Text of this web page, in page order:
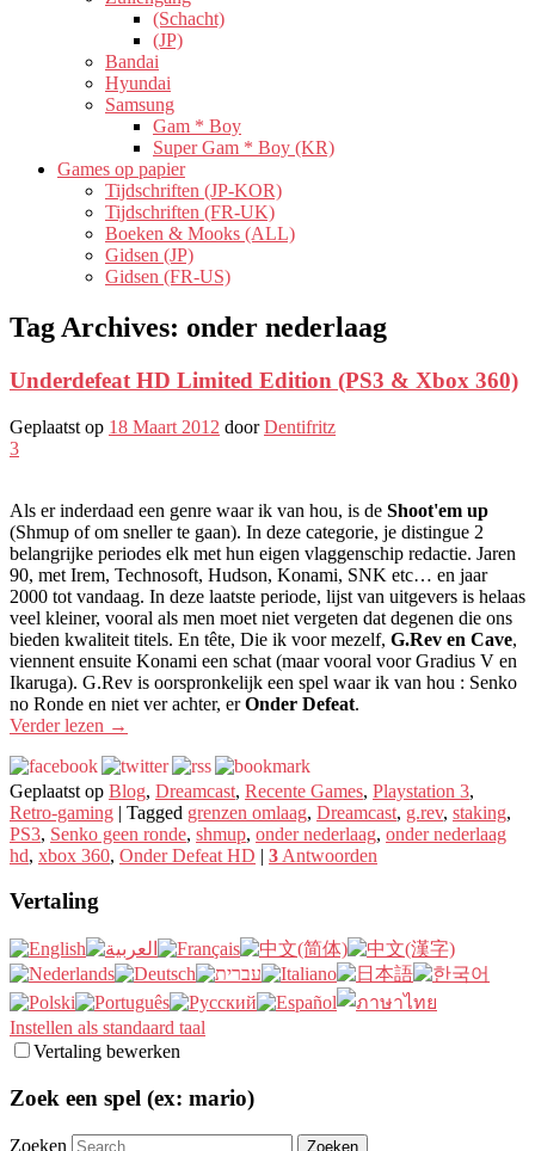
(Schacht)
(JP)
Bandai
Hyundai
Samsung
Gam * Boy
Super Gam * Boy (KR)
Games op papier
Tijdschriften (JP-KOR)
Tijdschriften (FR-UK)
Boeken & Mooks (ALL)
Gidsen (JP)
Gidsen (FR-US)
Tag Archives: onder nederlaag
Underdefeat HD Limited Edition (PS3 & Xbox 360)
Geplaatst op 18 Maart 2012 doorDentifritz
3
Als er inderdaad een genre waar ik van hou, is de Shoot'em up
(Shmup of om sneller te gaan). In deze categorie, je distingue 2
belangrijke periodes elk met hun eigen vlaggenschip redactie. Jaren
90, met Irem, Technosoft, Hudson, Konami, SNK etc… en jaar
2000 tot vandaag. In deze laatste periode, lijst van uitgevers is helaas
veel kleiner, vooral als men moet niet vergeten dat degenen die ons
bieden kwaliteit titels. En tête, Die ik voor mezelf, G.Rev en Cave,
viennent ensuite Konami een schat (maar vooral voor Gradius V en
Ikaruga). G.Rev is oorspronkelijk een spel waar ik van hou : Senko
no Ronde en niet ver achter, erOnder Defeat.
Verder lezen →
Geplaatst op Blog, Dreamcast, Recente Games, Playstation 3,
Retro-gaming | Tagged grenzen omlaag, Dreamcast, g.rev, staking,
PS3, Senko geen ronde, shmup, onder nederlaag, onder nederlaag
hd, xbox 360, Onder Defeat HD | 3 Antwoorden
Vertaling
Instellen als standaard taal
Vertaling bewerken
Zoek een spel (ex: mario)
Zoeken